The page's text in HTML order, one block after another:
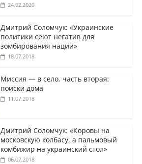
24.02.2020
Дмитрий Соломчук: «Украинские
политики сеют негатив для
зомбирования нации»
18.07.2018
Миссия — в село, часть вторая:
поиски дома
11.07.2018
Дмитрий Соломчук: «Коровы на
московскую колбасу, а пальмовый
комбижир на украинский стол»
06.07.2018